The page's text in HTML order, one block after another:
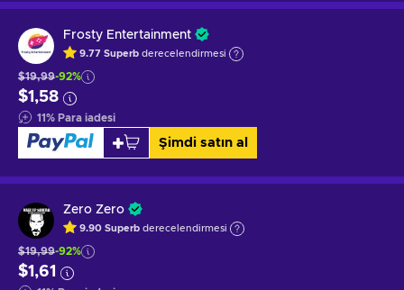
Frosty Entertainment
9.77 Superb derecelendirmesi
$19,99-92%
$1,58
11% Para iadesi
Şimdi satın al
Zero Zero
9.90 Superb derecelendirmesi
$19,99-92%
$1,61